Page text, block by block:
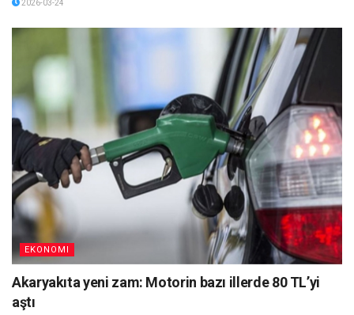
2026-03-24
EKONOMI
Akaryakıta yeni zam: Motorin bazı illerde 80 TL’yi
aştı